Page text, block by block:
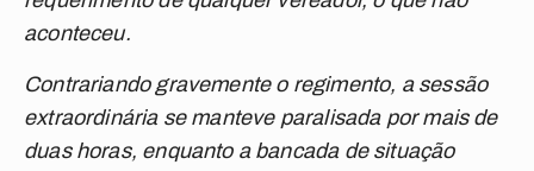
aconteceu.
Contrariando gravemente o regimento, a sessão
extraordinária se manteve paralisada por mais de
duas horas, enquanto a bancada de situação